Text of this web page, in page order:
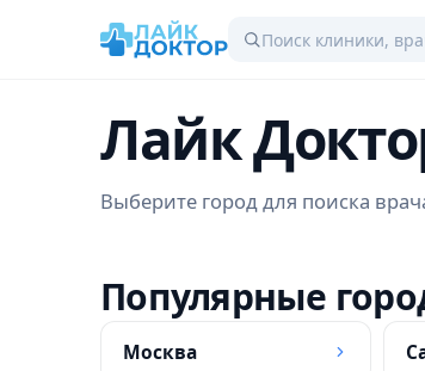
Лайк
Выберите город для поиска
Популярные
Москва